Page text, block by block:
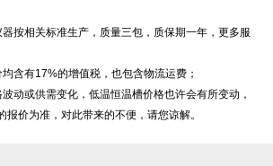
器按相关标准生产，质量三包，质保期一年，更多服
均含有17%的增值税，也包含物流运费；
波动或供需变化，低温恒温槽价格也许会有所变动，
报价为准，对此带来的不便，请您谅解。